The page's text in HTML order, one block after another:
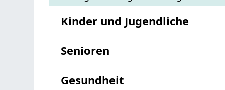
Kinder und Jugendliche
Senioren
Gesundheit